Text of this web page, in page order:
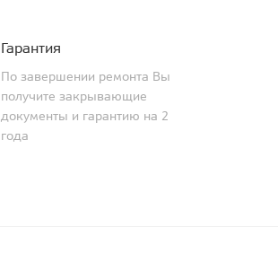
Гарантия
По завершении ремонта Вы
получите закрывающие
документы и гарантию на 2
года